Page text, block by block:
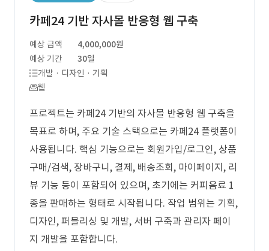
카페24 기반 자사몰 반응형 웹 구축
예상 금액
4,000,000원
예상 기간
30일
개발 · 디자인 · 기획
웹
프로젝트는 카페24 기반의 자사몰 반응형 웹 구축을
목표로 하며, 주요 기술 스택으로는 카페24 플랫폼이
사용됩니다. 핵심 기능으로는 회원가입/로그인, 상품
구매/검색, 장바구니, 결제, 배송조회, 마이페이지, 리
뷰 기능 등이 포함되어 있으며, 초기에는 커피음료 1
종을 판매하는 형태로 시작됩니다. 작업 범위는 기획,
디자인, 퍼블리싱 및 개발, 서버 구축과 관리자 페이
지 개발을 포함합니다.